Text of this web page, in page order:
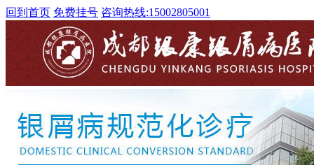
回到首页 免费挂号 咨询热线:15002805001